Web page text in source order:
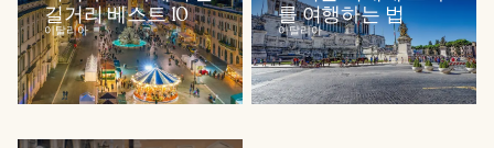
길거리 베스트 10
이탈리아
를 여행하는 법
이탈리아